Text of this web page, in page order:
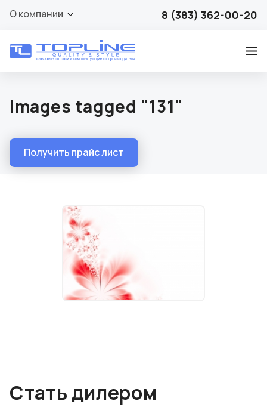
О компании 8 (383) 362-00-20
Images tagged "131"
Получить прайс лист
Стать дилером